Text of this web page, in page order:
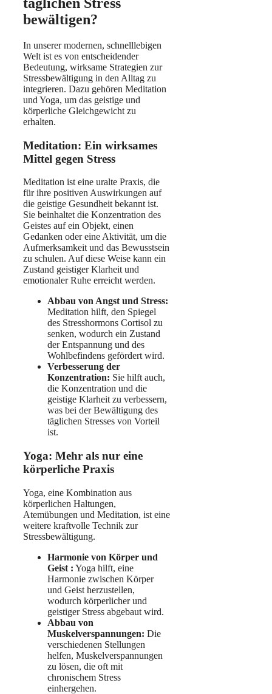
bewältigen?
In unserer modernen, schnelllebigen
Welt ist es von entscheidender
Bedeutung, wirksame Strategien zur
Stressbewältigung in den Alltag zu
integrieren. Dazu gehören Meditation
und Yoga, um das geistige und
körperliche Gleichgewicht zu
erhalten.
Meditation: Ein wirksames
Mittel gegen Stress
Meditation ist eine uralte Praxis, die
für ihre positiven Auswirkungen auf
die geistige Gesundheit bekannt ist.
Sie beinhaltet die Konzentration des
Geistes auf ein Objekt, einen
Gedanken oder eine Aktivität, um die
Aufmerksamkeit und das Bewusstsein
zu schulen. Auf diese Weise kann ein
Zustand geistiger Klarheit und
emotionaler Ruhe erreicht werden.
Abbau von Angst und Stress:
Meditation hilft, den Spiegel
des Stresshormons Cortisol zu
senken, wodurch ein Zustand
der Entspannung und des
Wohlbefindens gefördert wird.
Verbesserung der
Konzentration: Sie hilft auch,
die Konzentration und die
geistige Klarheit zu verbessern,
was bei der Bewältigung des
täglichen Stresses von Vorteil
ist.
Yoga: Mehr als nur eine
körperliche Praxis
Yoga, eine Kombination aus
körperlichen Haltungen,
Atemübungen und Meditation, ist eine
weitere kraftvolle Technik zur
Stressbewältigung.
Harmonie von Körper und
Geist : Yoga hilft, eine
Harmonie zwischen Körper
und Geist herzustellen,
wodurch körperlicher und
geistiger Stress abgebaut wird.
Abbau von
Muskelverspannungen: Die
verschiedenen Stellungen
helfen, Muskelverspannungen
zu lösen, die oft mit
chronischem Stress
einhergehen.